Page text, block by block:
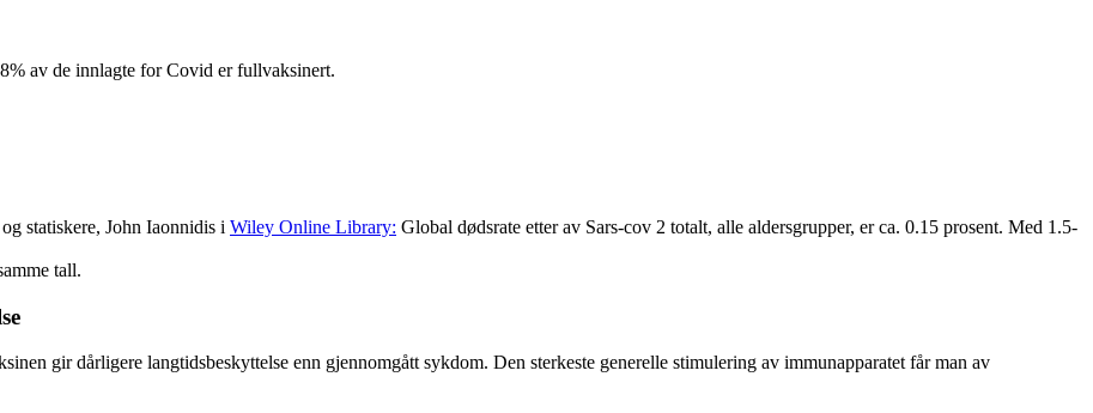
av de innlagte for Covid er fullvaksinert.
statiskere, John Iaonnidis i Wiley Online Library: Global dødsrate etter av Sars-cov 2 totalt, alle aldersgrupper, er ca. 0.15 prosent. Med 1.5-
tall.
gir dårligere langtidsbeskyttelse enn gjennomgått sykdom. Den sterkeste generelle stimulering av immunapparatet får man av